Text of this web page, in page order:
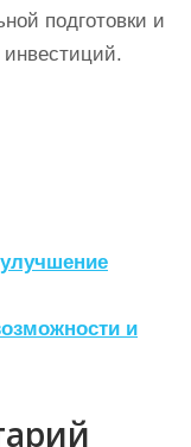
подготовки и
и